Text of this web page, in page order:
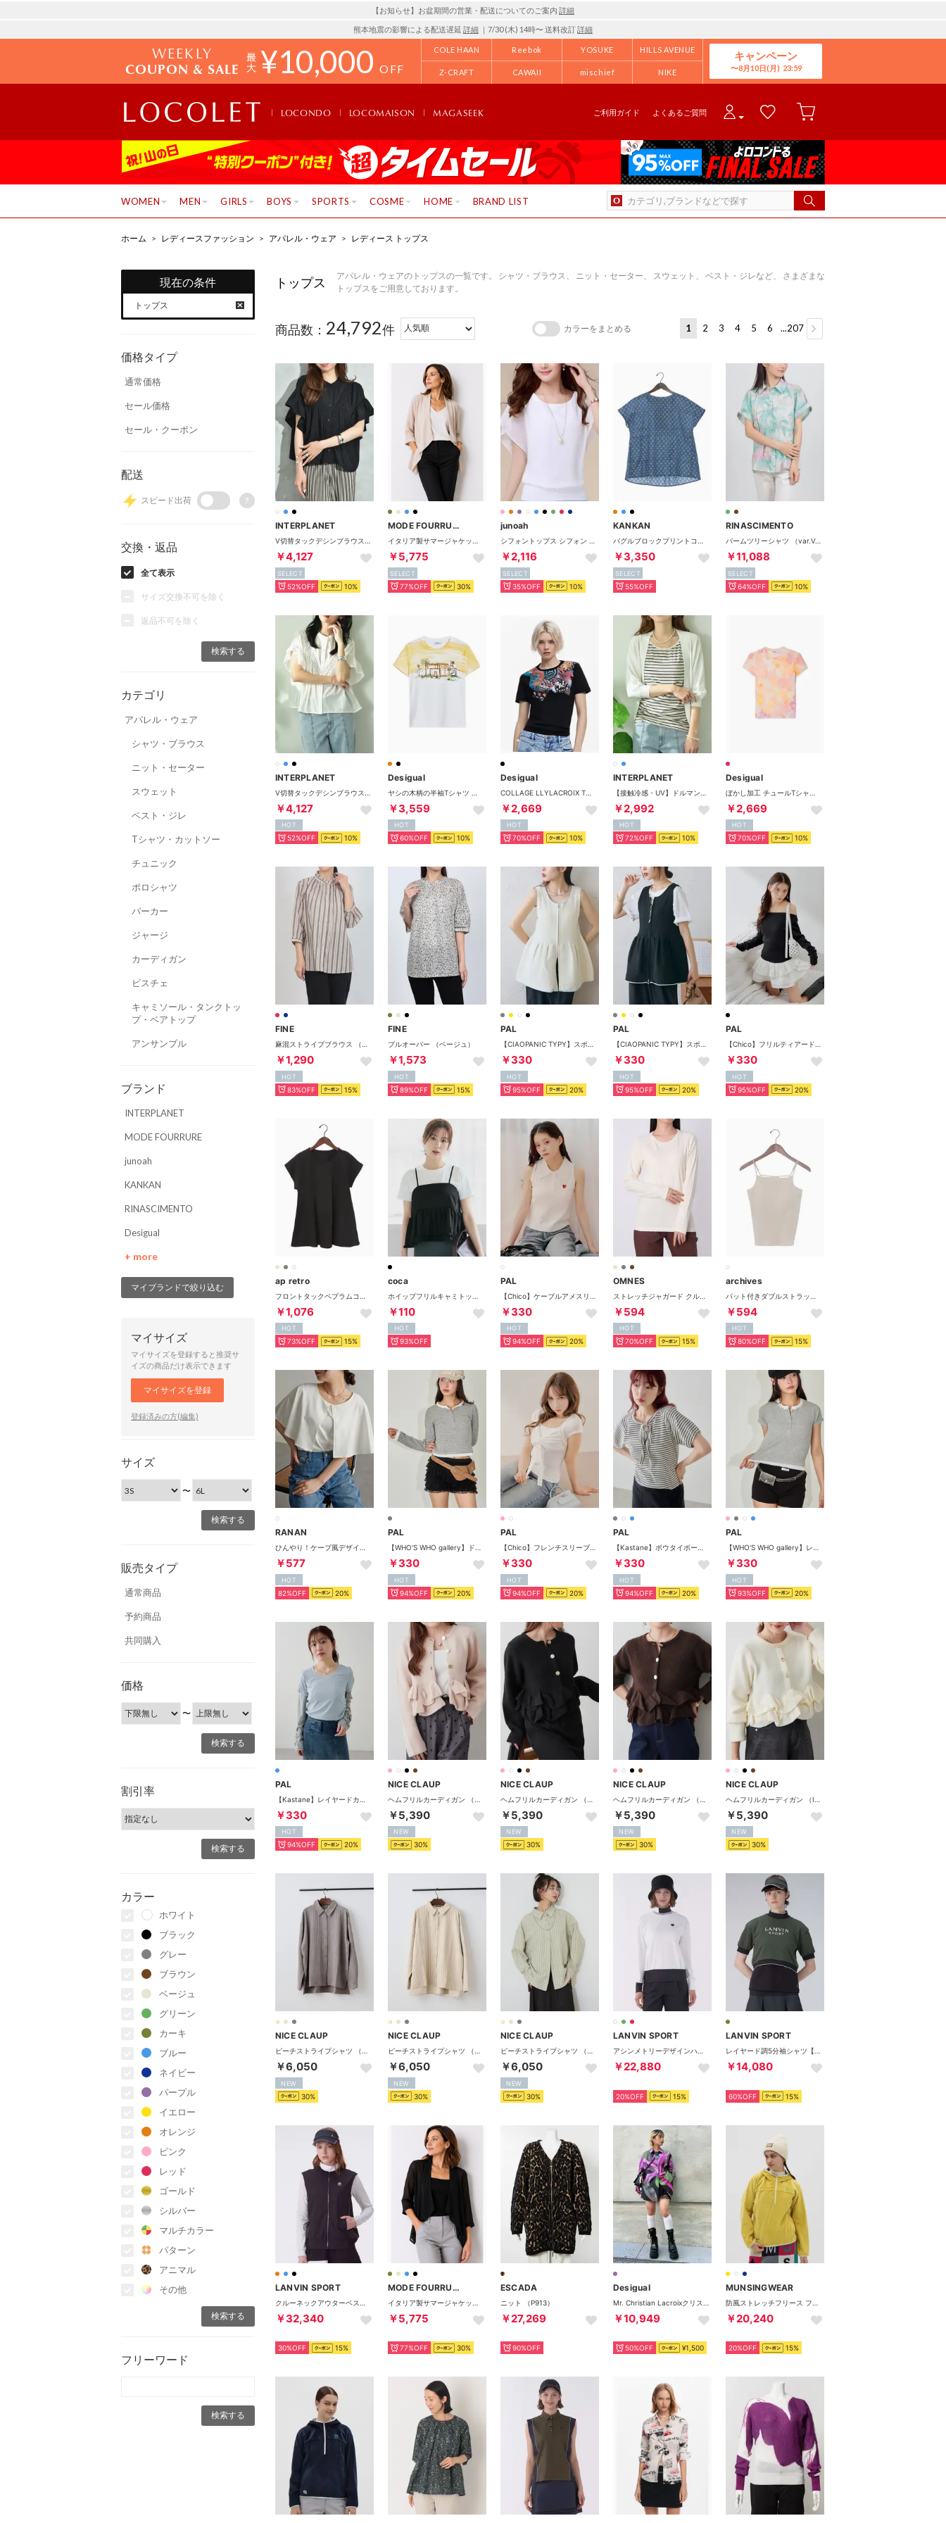
【お知らせ】お盆期間の営業・配送についてのご案内 詳細
熊本地震の影響による配送遅延 詳細 ｜7/30 (木) 14時〜 送料改訂詳細
WEEKLY
COUPON & SALE ¥10,000 OFF
COLE HAAN Reebok YOSUKE HILLS AVENUE
Z-CRAFT CAWAII mischief NIKE
キャンペーン
8月10日(月)
LOCONDO LOCOMAISON MAGASEEK ご利用ガイド よくあるご質問
WOMEN MEN GIRLS BOYS SPORTS COSME HOME BRAND LIST
ホーム > レディースファッション > アパレル・ウェア > レディース トップス
現在の条件
トップス
価格タイプ
通常価格
セール価格
セール・クーポン
配送
スピード出荷 ?
交換・返品
全て表示
サイズ交換不可を除く
返品不可を除く
カテゴリ
アパレル・ウェア
シャツ・ブラウス
ニット・セーター
スウェット
ベスト・ジレ
Tシャツ・カットソー
チュニック
ポロシャツ
パーカー
ジャージ
カーディガン
ビスチェ
キャミソール・タンクトッ
プ・ベアトップ
アンサンブル
ブランド
INTERPLANET
MODE FOURRURE
junoah
KANKAN
RINASCIMENTO
Desigual
+ more
マイブランドで絞り込む
マイサイズ
マイサイズを登録すると推奨サ
イズの商品だけ表示できます
マイサイズを登録
登録済みの方(編集)
サイズ
〜
販売タイプ
通常商品
予約商品
共同購入
価格
〜
割引率
カラー
ホワイト
ブラック
グレー
ブラウン
ベージュ
グリーン
カーキ
ブルー
ネイビー
パープル
イエロー
オレンジ
ピンク
レッド
ゴールド
シルバー
マルチカラー
パターン
アニマル
その他
フリーワード
トップス
アパレル・ウェアのトップスの一覧です。 シャツ・ブラウス、 ニット・セーター、 スウェット、 ベスト・ジレなど、 さまざまな
トップスをご用意しております。
商品数： 24,792件 カラーをまとめる 1 2 3 4 5 6 ...207
INTERPLANET
￥4,127
SELECT
52%OFF 10%
MODE FOURRURE
￥5,775
SELECT
77%OFF 30%
junoah
￥2,116
SELECT
35%OFF 10%
KANKAN
￥3,350
SELECT
55%OFF
RINASCIMENTO
パームツリーシャツ （var.Verde Acqua）
￥11,088
SELECT
64%OFF 10%
INTERPLANET
￥4,127
HOT
52%OFF 10%
Desigual
￥3,559
HOT
60%OFF 10%
Desigual
￥2,669
HOT
70%OFF 10%
INTERPLANET
￥2,992
HOT
72%OFF 10%
Desigual
￥2,669
HOT
70%OFF 10%
FINE
￥1,290
HOT
83%OFF 15%
FINE
プルオーバー （ベージュ）
￥1,573
HOT
89%OFF 15%
PAL
￥330
HOT
95%OFF 20%
PAL
￥330
HOT
95%OFF 20%
PAL
￥330
HOT
95%OFF 20%
ap retro
￥1,076
HOT
73%OFF 15%
coca
￥110
HOT
93%OFF
PAL
￥330
HOT
94%OFF 20%
OMNES
￥594
HOT
70%OFF 15%
archives
￥594
HOT
80%OFF 15%
RANAN
￥577
HOT
82%OFF 20%
PAL
￥330
HOT
94%OFF 20%
PAL
￥330
HOT
94%OFF 20%
PAL
￥330
HOT
94%OFF 20%
PAL
￥330
HOT
93%OFF 20%
PAL
￥330
HOT
94%OFF 20%
NICE CLAUP
￥5,390
NEW
30%
NICE CLAUP
￥5,390
NEW
30%
NICE CLAUP
￥5,390
NEW
30%
NICE CLAUP
￥5,390
NEW
30%
NICE CLAUP
￥6,050
NEW
30%
NICE CLAUP
￥6,050
NEW
30%
NICE CLAUP
￥6,050
NEW
30%
LANVIN SPORT
￥22,880
20%OFF 15%
LANVIN SPORT
￥14,080
60%OFF 15%
LANVIN SPORT
￥32,340
30%OFF 15%
MODE FOURRURE
￥5,775
77%OFF 30%
ESCADA
ニット （P913）
￥27,269
90%OFF
Desigual
￥10,949
50%OFF ¥1,500
MUNSINGWEAR
￥20,240
20%OFF 15%